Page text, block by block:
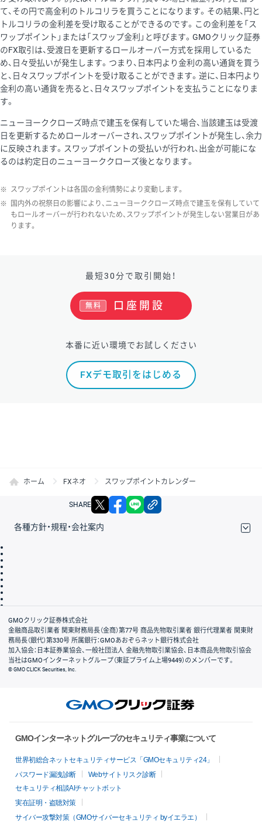
て、その円で高金利のトルコリラを買うことになります。その結果、円と
トルコリラの金利差を受け取ることができるのです。この金利差を「ス
ワップポイント」または「スワップ金利」と呼びます。GMOクリック証券
のFX取引は、受渡日を更新するロールオーバー方式を採用しているた
め、日々受払いが発生します。つまり、日本円より金利の高い通貨を買う
と、日々スワップポイントを受け取ることができます。逆に、日本円より
金利の高い通貨を売ると、日々スワップポイントを支払うことになりま
す。
ニューヨーククローズ時点で建玉を保有していた場合、当該建玉は受渡
日を更新するためロールオーバーされ、スワップポイントが発生し、余力
に反映されます。スワップポイントの受払いが行われ、出金が可能にな
るのは約定日のニューヨーククローズ後となります。
※ スワップポイントは各国の金利情勢により変動します。
※
国内外の祝祭日の影響により、ニューヨーククローズ時点で建玉を保有していて
もロールオーバーが行われないため、スワップポイントが発生しない営業日があ
ります。
最短30分で取引開始！
口座開設
無料
本番に近い環境でお試しください
FXデモ取引をはじめる
ホーム FXネオ スワップポイントカレンダー
SHARE X facebook
各種方針・規程・会社案内
会社案内
GMOクリック証券株式会社
金融商品取引業者 関東財務局長（金商）第77号 商品先物取引業者 銀行代理業者 関東財
務局長（銀代）第330号 所属銀行：GMOあおぞらネット銀行株式会社
加入協会：日本証券業協会、一般社団法人 金融先物取引業協会、日本商品先物取引協会
当社はGMOインターネットグループ（東証プライム上場9449）のメンバーです。
© GMO CLICK Securities, Inc.
GMOインターネットグループのセキュリティ事業について
世界初総合ネットセキュリティサービス「GMOセキュリティ24」
パスワード漏洩診断
Webサイトリスク診断
セキュリティ相談AIチャットボット
実在証明・盗聴対策
サイバー攻撃対策（GMOサイバーセキュリティ byイエラエ）